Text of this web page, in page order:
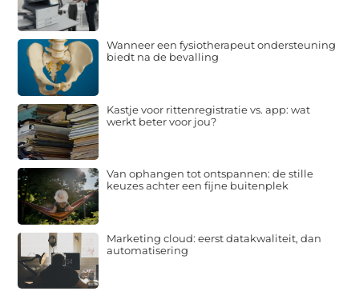
Wanneer een fysiotherapeut ondersteuning
biedt na de bevalling
Kastje voor rittenregistratie vs. app: wat
werkt beter voor jou?
Van ophangen tot ontspannen: de stille
keuzes achter een fijne buitenplek
Marketing cloud: eerst datakwaliteit, dan
automatisering